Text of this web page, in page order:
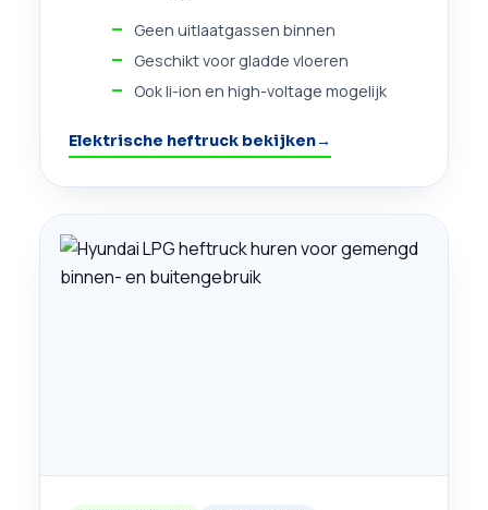
Geen uitlaatgassen binnen
Geschikt voor gladde vloeren
Ook li-ion en high-voltage mogelijk
Elektrische heftruck bekijken→